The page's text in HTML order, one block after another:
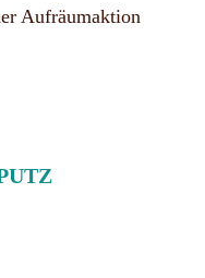
Aufräumaktion